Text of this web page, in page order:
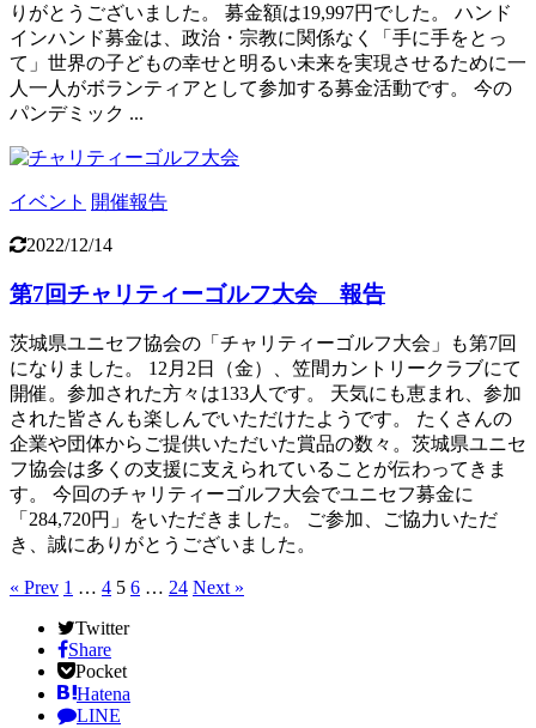
りがとうございました。 募金額は19,997円でした。 ハンド
インハンド募金は、政治・宗教に関係なく「手に手をとっ
て」世界の子どもの幸せと明るい未来を実現させるために一
人一人がボランティアとして参加する募金活動です。 今の
パンデミック ...
イベント 開催報告
2022/12/14
第7回チャリティーゴルフ大会 報告
茨城県ユニセフ協会の「チャリティーゴルフ大会」も第7回
になりました。 12月2日（金）、笠間カントリークラブにて
開催。参加された方々は133人です。 天気にも恵まれ、参加
された皆さんも楽しんでいただけたようです。 たくさんの
企業や団体からご提供いただいた賞品の数々。茨城県ユニセ
フ協会は多くの支援に支えられていることが伝わってきま
す。 今回のチャリティーゴルフ大会でユニセフ募金に
「284,720円」をいただきました。 ご参加、ご協力いただ
き、誠にありがとうございました。
« Prev 1 … 4 5 6 … 24 Next »
Twitter
Share
Pocket
Hatena
LINE